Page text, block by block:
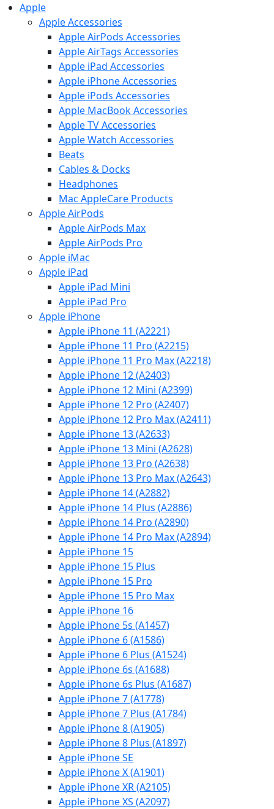
Apple
Apple Accessories
Apple AirPods Accessories
Apple AirTags Accessories
Apple iPad Accessories
Apple iPhone Accessories
Apple iPods Accessories
Apple MacBook Accessories
Apple TV Accessories
Apple Watch Accessories
Beats
Cables & Docks
Headphones
Mac AppleCare Products
Apple AirPods
Apple AirPods Max
Apple AirPods Pro
Apple iMac
Apple iPad
Apple iPad Mini
Apple iPad Pro
Apple iPhone
Apple iPhone 11 (A2221)
Apple iPhone 11 Pro (A2215)
Apple iPhone 11 Pro Max (A2218)
Apple iPhone 12 (A2403)
Apple iPhone 12 Mini (A2399)
Apple iPhone 12 Pro (A2407)
Apple iPhone 12 Pro Max (A2411)
Apple iPhone 13 (A2633)
Apple iPhone 13 Mini (A2628)
Apple iPhone 13 Pro (A2638)
Apple iPhone 13 Pro Max (A2643)
Apple iPhone 14 (A2882)
Apple iPhone 14 Plus (A2886)
Apple iPhone 14 Pro (A2890)
Apple iPhone 14 Pro Max (A2894)
Apple iPhone 15
Apple iPhone 15 Plus
Apple iPhone 15 Pro
Apple iPhone 15 Pro Max
Apple iPhone 16
Apple iPhone 5s (A1457)
Apple iPhone 6 (A1586)
Apple iPhone 6 Plus (A1524)
Apple iPhone 6s (A1688)
Apple iPhone 6s Plus (A1687)
Apple iPhone 7 (A1778)
Apple iPhone 7 Plus (A1784)
Apple iPhone 8 (A1905)
Apple iPhone 8 Plus (A1897)
Apple iPhone SE
Apple iPhone X (A1901)
Apple iPhone XR (A2105)
Apple iPhone XS (A2097)